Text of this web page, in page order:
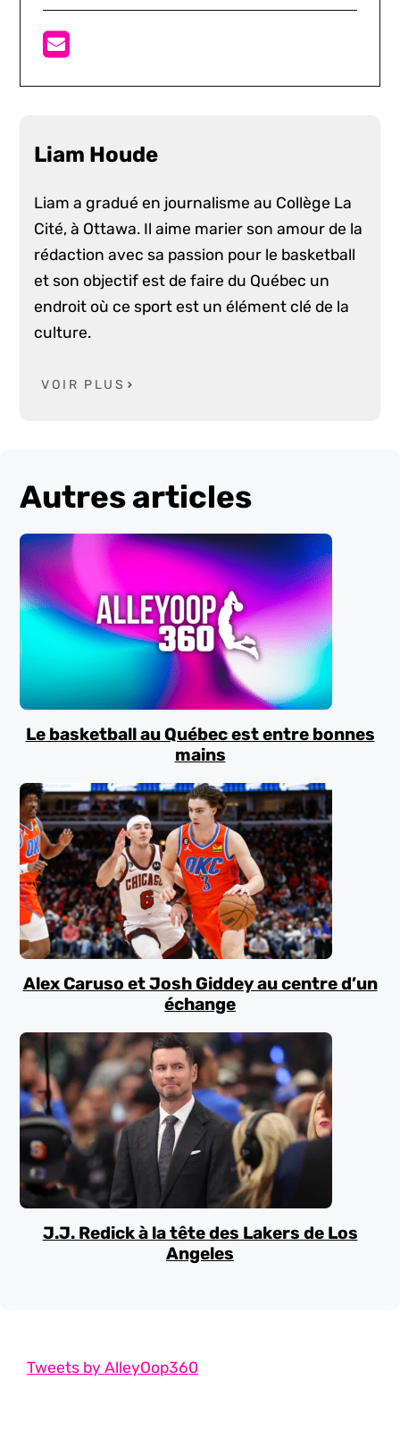
Liam Houde
Liam a gradué en journalisme au Collège La
Cité, à Ottawa. Il aime marier son amour de la
rédaction avec sa passion pour le basketball
et son objectif est de faire du Québec un
endroit où ce sport est un élément clé de la
culture.
VOIR PLUS
Autres articles
Le basketball au Québec est entre bonnes
mains
Alex Caruso et Josh Giddey au centre d’un
échange
J.J. Redick à la tête des Lakers de Los
Angeles
Tweets by AlleyOop360